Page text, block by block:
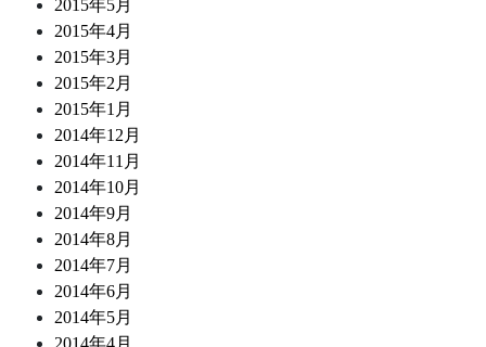
2015年5月
2015年4月
2015年3月
2015年2月
2015年1月
2014年12月
2014年11月
2014年10月
2014年9月
2014年8月
2014年7月
2014年6月
2014年5月
2014年4月